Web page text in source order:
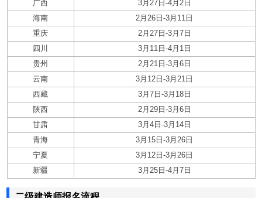
广西
3月27日-4月2日
海南
2月26日-3月11日
重庆
2月27日-3月7日
四川
3月11日-4月1日
贵州
2月21日-3月6日
云南
3月12日-3月21日
西藏
3月7日-3月18日
陕西
2月29日-3月6日
甘肃
3月4日-3月14日
青海
3月15日-3月26日
宁夏
3月12日-3月26日
新疆
3月25日-4月7日